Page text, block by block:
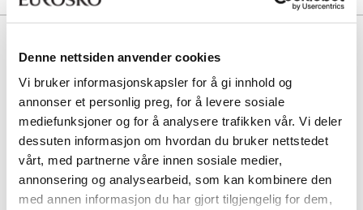
Denne nettsiden anvender cookies
Vi bruker informasjonskapsler for å gi innhold og
annonser et personlig preg, for å levere sosiale
mediefunksjoner og for å analysere trafikken vår. Vi deler
dessuten informasjon om hvordan du bruker nettstedet
vårt, med partnerne våre innen sosiale medier,
annonsering og analysearbeid, som kan kombinere den
med annen informasjon du har gjort tilgjengelig for dem,
Business Line er en del av kolleksjonen med ekstra fokus på kvalitet
og økt komfort. Bruk av premium skinnmaterialer i overdel, fôr,
innersåle og gummien i yttersålen gjenspeiler dette. Alt er av topp
Art. nr03253004
Lev. art. nr 25V2185